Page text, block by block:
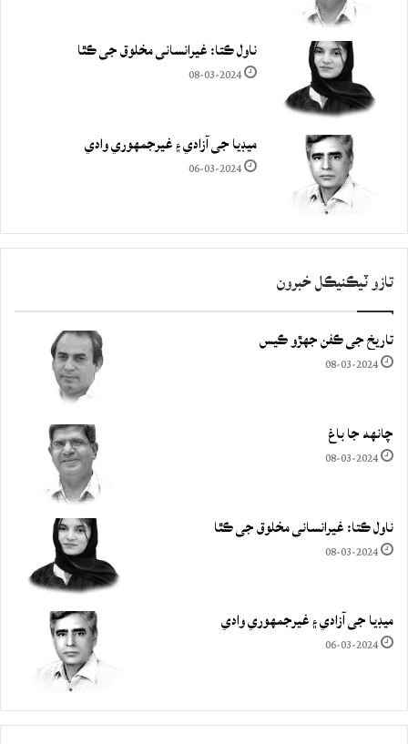
ناول ڪتا: غيرانساني مخلوق جي ڪٿا
08-03-2024
ميڊيا جي آزادي ۽ غيرجمھوري وادي
06-03-2024
تازو ٽيڪنيڪل خبرون
تاريخ جي ڪفن جھڙو ڪيس
08-03-2024
چانهه جا باغ
08-03-2024
ناول ڪتا: غيرانساني مخلوق جي ڪٿا
08-03-2024
ميڊيا جي آزادي ۽ غيرجمھوري وادي
06-03-2024